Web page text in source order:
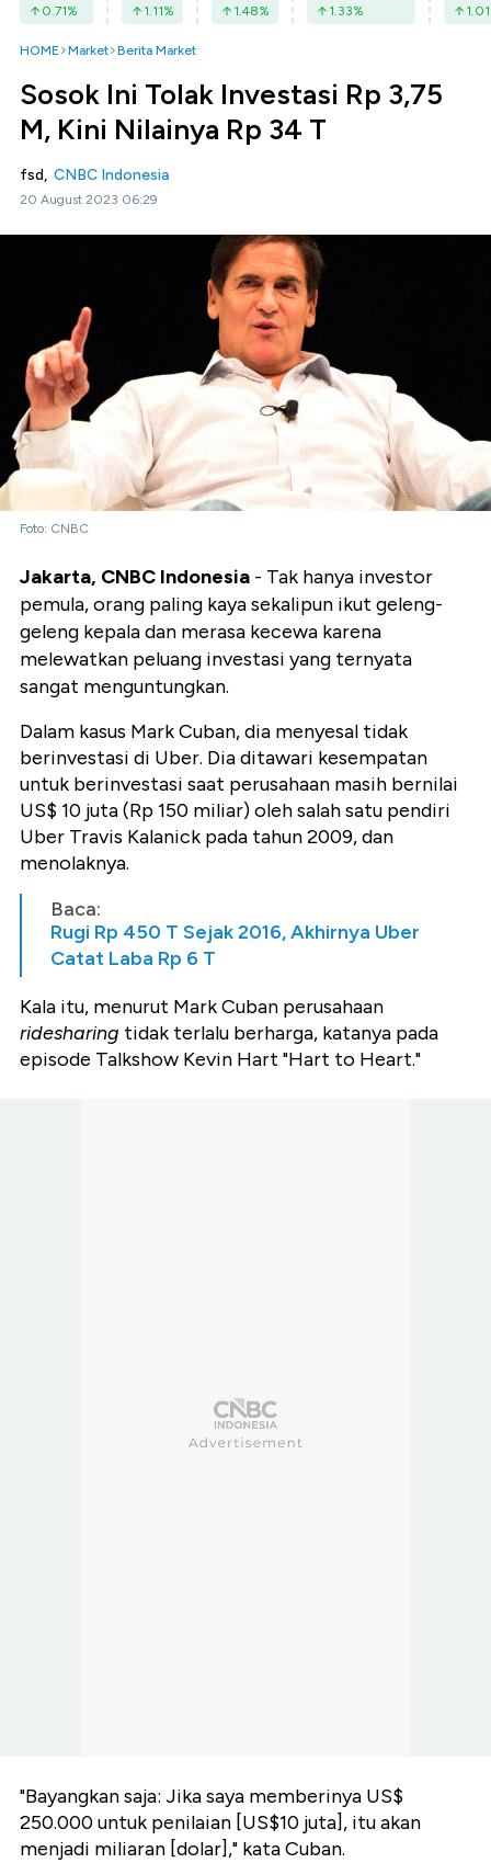
0.71% 1.11% 1.48% 1.33% 1.01
HOME Market Berita Market
Sosok Ini Tolak Investasi Rp 3,75
M, Kini Nilainya Rp 34 T
fsd, CNBC Indonesia
20 August 2023 06:29
Foto: CNBC
Jakarta, CNBC Indonesia - Tak hanya investor
pemula, orang paling kaya sekalipun ikut geleng-
geleng kepala dan merasa kecewa karena
melewatkan peluang investasi yang ternyata
sangat menguntungkan.
Dalam kasus Mark Cuban, dia menyesal tidak
berinvestasi di Uber. Dia ditawari kesempatan
untuk berinvestasi saat perusahaan masih bernilai
US$ 10 juta (Rp 150 miliar) oleh salah satu pendiri
Uber Travis Kalanick pada tahun 2009, dan
menolaknya.
Baca:
Rugi Rp 450 T Sejak 2016, Akhirnya Uber
Catat Laba Rp 6 T
Kala itu, menurut Mark Cuban perusahaan
ridesharing tidak terlalu berharga, katanya pada
episode Talkshow Kevin Hart "Hart to Heart."
"Bayangkan saja: Jika saya memberinya US$
250.000 untuk penilaian [US$10 juta], itu akan
menjadi miliaran [dolar]," kata Cuban.